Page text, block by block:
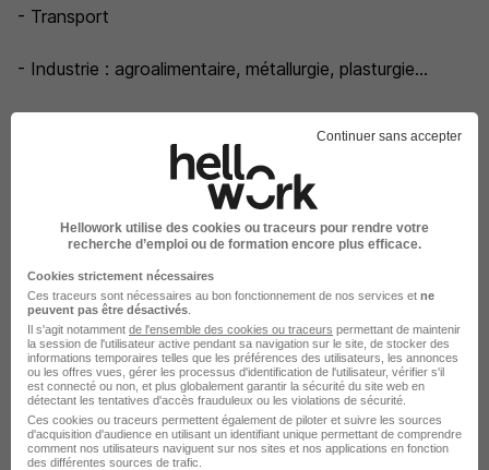
- Transport
- Industrie : agroalimentaire, métallurgie, plasturgie...
- Nucléaire.
Notre expertise permettra d'offrir des solutions de
recrutement et de qualité, répondant aux besoins
spécifiques de chaque secteur.
ForumJobs en images
Continuer sans accepter
Hellowork utilise des cookies ou traceurs pour rendre votre
recherche d’emploi ou de formation encore plus efficace.
Cookies strictement nécessaires
Ces traceurs sont nécessaires au bon fonctionnement de nos services et ne
peuvent pas être désactivés
Il s'agit notamment de l'ensemble des cookies ou traceurs permettant de maintenir
la session de l'utilisateur active pendant sa navigation sur le site, de stocker des
informations temporaires telles que les préférences des utilisateurs, les annonces
ou les offres vues, gérer les processus d'identification de l'utilisateur, vérifier s'il
est connecté ou non, et plus globalement garantir la sécurité du site web en
détectant les tentatives d'accès frauduleux ou les violations de sécurité.
Ces cookies ou traceurs permettent également de piloter et suivre les sources
d'acquisition d'audience en utilisant un identifiant unique permettant de comprendre
comment nos utilisateurs naviguent sur nos sites et nos applications en fonction
des différentes sources de trafic.